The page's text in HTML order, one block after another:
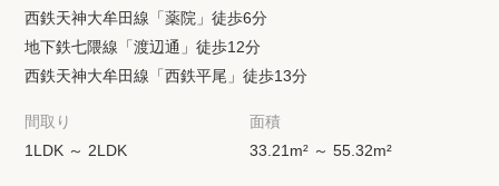
西鉄天神大牟田線「薬院」徒歩6分
地下鉄七隈線「渡辺通」徒歩12分
西鉄天神大牟田線「西鉄平尾」徒歩13分
間取り
1LDK ～ 2LDK
面積
33.21m² ～ 55.32m²